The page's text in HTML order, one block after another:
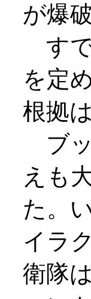
が爆
すで
を定
根拠
ブッ
えも
た。
イラ
衛隊